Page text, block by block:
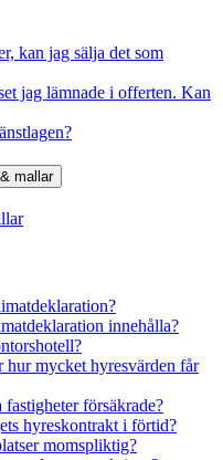
kan jag sälja det som
jag lämnade i offerten. Kan
mallar
innehålla?
hur mycket hyresvärden får
försäkrade?
hyreskontrakt i förtid?
momspliktig?